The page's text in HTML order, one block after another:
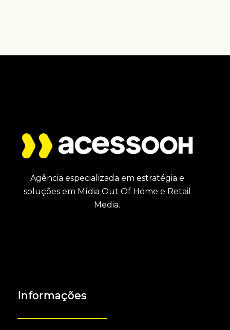
Agência especializada em estratégia e
soluções em Mídia Out Of Home e Retail
Media.
Informações